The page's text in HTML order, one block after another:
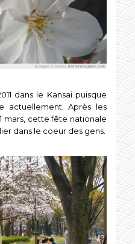
dans le Kansai puisque
actuellement. Après les
mars, cette fête nationale
dans le coeur des gens.